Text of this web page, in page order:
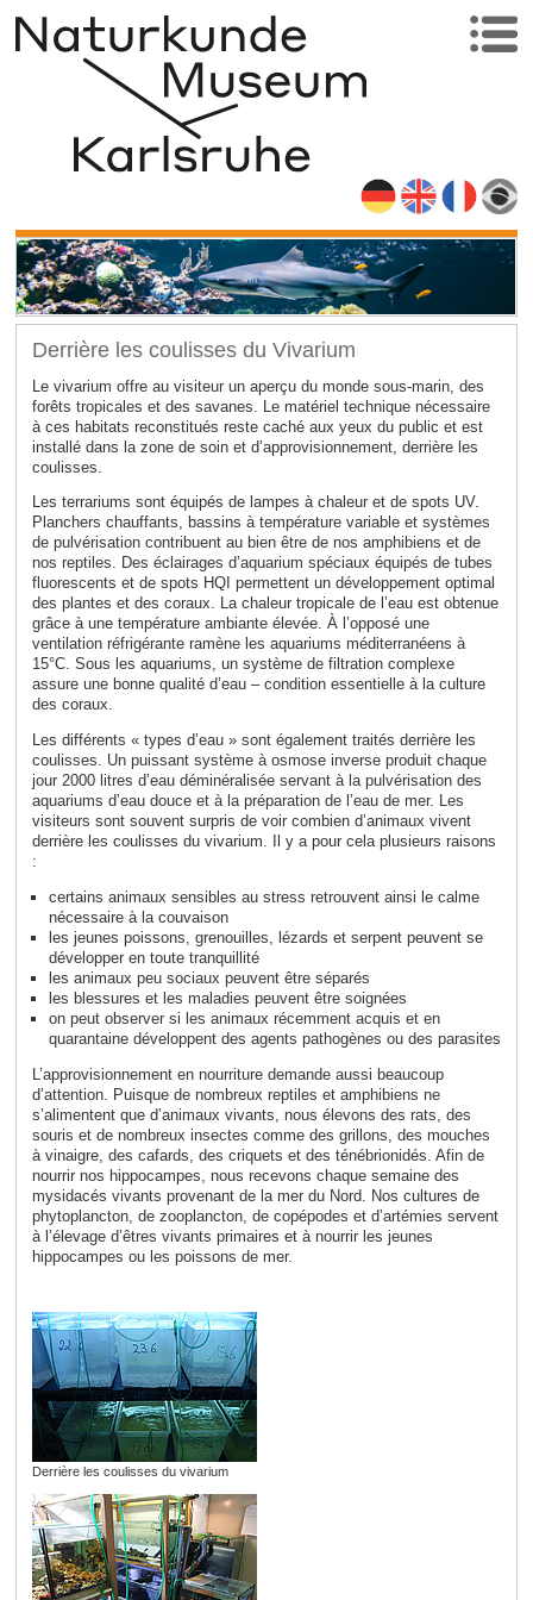
Derrière les coulisses du Vivarium
Le vivarium offre au visiteur un aperçu du monde sous-marin, des
forêts tropicales et des savanes. Le matériel technique nécessaire
à ces habitats reconstitués reste caché aux yeux du public et est
installé dans la zone de soin et d’approvisionnement, derrière les
coulisses.
Les terrariums sont équipés de lampes à chaleur et de spots UV.
Planchers chauffants, bassins à température variable et systèmes
de pulvérisation contribuent au bien être de nos amphibiens et de
nos reptiles. Des éclairages d’aquarium spéciaux équipés de tubes
fluorescents et de spots HQI permettent un développement optimal
des plantes et des coraux. La chaleur tropicale de l’eau est obtenue
grâce à une température ambiante élevée. À l’opposé une
ventilation réfrigérante ramène les aquariums méditerranéens à
15°C. Sous les aquariums, un système de filtration complexe
assure une bonne qualité d’eau – condition essentielle à la culture
des coraux.
Les différents « types d’eau » sont également traités derrière les
coulisses. Un puissant système à osmose inverse produit chaque
jour 2000 litres d’eau déminéralisée servant à la pulvérisation des
aquariums d’eau douce et à la préparation de l’eau de mer. Les
visiteurs sont souvent surpris de voir combien d’animaux vivent
derrière les coulisses du vivarium. Il y a pour cela plusieurs raisons
:
certains animaux sensibles au stress retrouvent ainsi le calme
nécessaire à la couvaison
les jeunes poissons, grenouilles, lézards et serpent peuvent se
développer en toute tranquillité
les animaux peu sociaux peuvent être séparés
les blessures et les maladies peuvent être soignées
on peut observer si les animaux récemment acquis et en
quarantaine développent des agents pathogènes ou des parasites
L’approvisionnement en nourriture demande aussi beaucoup
d’attention. Puisque de nombreux reptiles et amphibiens ne
s’alimentent que d’animaux vivants, nous élevons des rats, des
souris et de nombreux insectes comme des grillons, des mouches
à vinaigre, des cafards, des criquets et des ténébrionidés . Afin de
nourrir nos hippocampes, nous recevons chaque semaine des
mysidacés vivants provenant de la mer du Nord. Nos cultures de
phytoplancton, de zooplancton, de copépodes et d’artémies servent
à l’élevage d’êtres vivants primaires et à nourrir les jeunes
hippocampes ou les poissons de mer.
Derrière les coulisses du vivarium